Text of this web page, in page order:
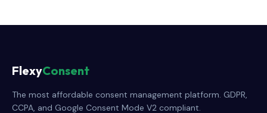
FlexyConsent
The most affordable consent management platform. GDPR,
CCPA, and Google Consent Mode V2 compliant.